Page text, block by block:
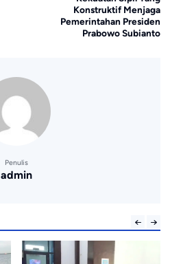
Konstruktif Menjaga
Pemerintahan Presiden
Prabowo Subianto
Penulis
admin